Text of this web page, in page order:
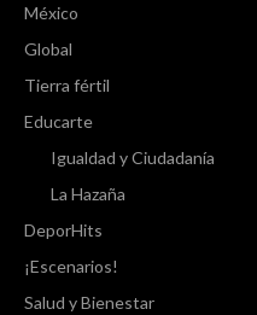
México
Global
Tierra fértil
Educarte
Igualdad y Ciudadanía
La Hazaña
DeporHits
¡Escenarios!
Salud y Bienestar